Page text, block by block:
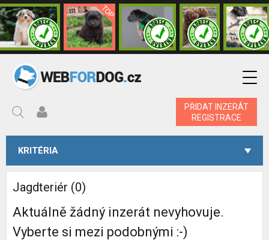
PŘIDAT INZERÁT
REGISTRACE
KRITÉRIA
Jagdteriér (0)
Aktuálně žádný inzerát nevyhovuje.
Vyberte si mezi podobnými :-)